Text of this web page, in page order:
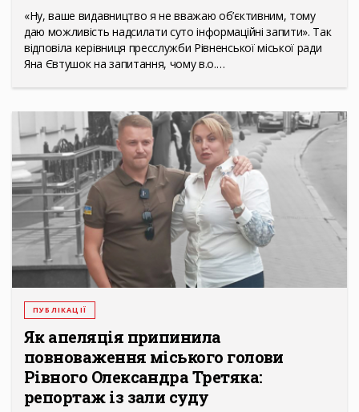
«Ну, ваше видавництво я не вважаю об’єктивним, тому
даю можливість надсилати суто інформаційні запити». Так
відповіла керівниця пресслужби Рівненської міської ради
Яна Євтушок на запитання, чому в.о.…
ПУБЛІКАЦІЇ
Як апеляція припинила
повноваження міського голови
Рівного Олександра Третяка:
репортаж із зали суду